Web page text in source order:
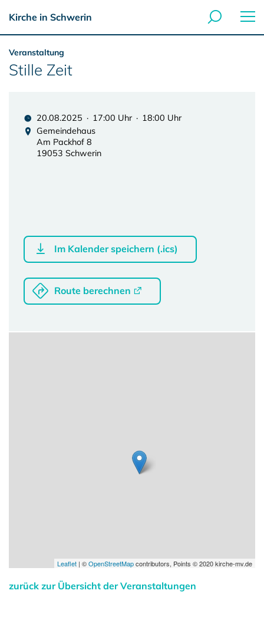
Kirche in Schwerin
Veranstaltung
Stille Zeit
20.08.2025 · 17:00 Uhr · 18:00 Uhr
Gemeindehaus
Am Packhof 8
19053 Schwerin
Im Kalender speichern (.ics)
Route berechnen
Leaflet | ©OpenStreetMapcontributors, Points © 2020 kirche-mv.de
zurück zur Übersicht der Veranstaltungen